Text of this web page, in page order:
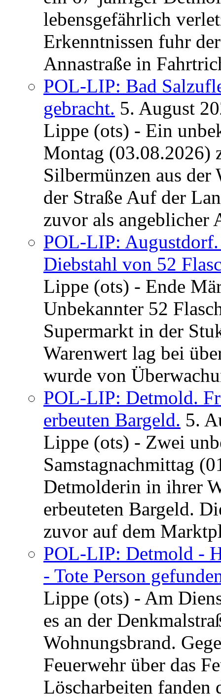
lebensgefährlich
Erkenntnissen fuhr
Annastraße in
POL-LIP: Bad
gebracht. 5. August
Lippe (ots) - Ein
Montag (03.08.2026)
Silbermünzen aus der
der Straße Auf der
zuvor als angeblicher
POL-LIP:
Diebstahl von 52
Lippe (ots) - Ende
Unbekannter 52
Supermarkt in der
Warenwert lag bei
wurde von
POL-LIP: Detmold.
erbeuten Bargeld. 5.
Lippe (ots) - Zwei
Samstagnachmittag
Detmolderin in ihrer
erbeuteten Bargeld.
zuvor auf dem
POL-LIP: Detmold -
- Tote Person
Lippe (ots) - Am
es an der
Wohnungsbrand.
Feuerwehr über das
Löscharbeiten fanden